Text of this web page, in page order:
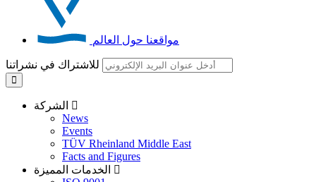
مواقعنا حول العالم
للاشتراك في نشراتنا
News
Events
TÜV Rheinland Middle East
Facts and Figures